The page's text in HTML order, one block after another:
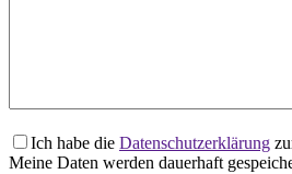
Ich habe die Datenschutzerklärung
Meine Daten werden dauerhaft